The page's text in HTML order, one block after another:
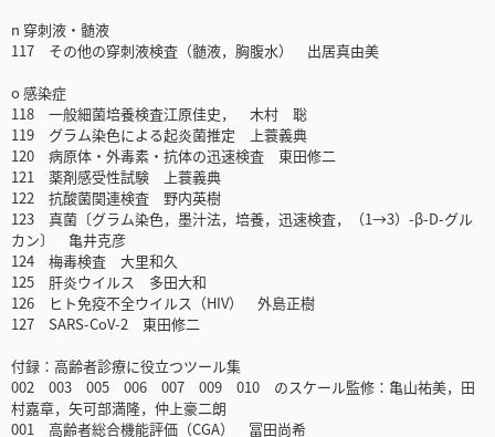
n 穿刺液・髄液
117 その他の穿刺液検査（髄液，胸腹水） 出居真由美
o 感染症
118 一般細菌培養検査江原佳史， 木村 聡
119 グラム染色による起炎菌推定 上蓑義典
120 病原体・外毒素・抗体の迅速検査 東田修二
121 薬剤感受性試験 上蓑義典
122 抗酸菌関連検査 野内英樹
123 真菌〔グラム染色，墨汁法，培養，迅速検査，（1→3）-β-D-グル
カン〕 亀井克彦
124 梅毒検査 大里和久
125 肝炎ウイルス 多田大和
126 ヒト免疫不全ウイルス（HIV） 外島正樹
127 SARS-CoV-2 東田修二
付録：高齢者診療に役立つツール集
002 003 005 006 007 009 010 のスケール監修：亀山祐美，田
村嘉章，矢可部満隆，仲上豪二朗
001 高齢者総合機能評価（CGA） 冨田尚希